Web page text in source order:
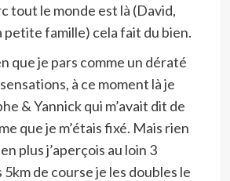
tout le monde est là (David,
petite famille) cela fait du bien.
que je pars comme un dératé
à ce moment là je
& Yannick qui m’avait dit de
que je m’étais fixé. Mais rien
plus j’aperçois au loin 3
de course je les doubles le